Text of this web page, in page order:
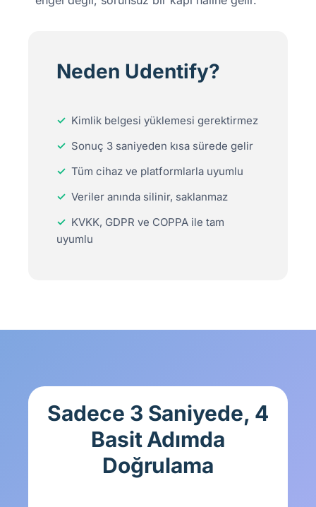
Neden Udentify?
✓ Kimlik belgesi yüklemesi gerektirmez
✓ Sonuç 3 saniyeden kısa sürede gelir
✓ Tüm cihaz ve platformlarla uyumlu
✓ Veriler anında silinir, saklanmaz
✓ KVKK, GDPR ve COPPA ile tam
uyumlu
Sadece 3 Saniyede, 4
Basit Adımda
Doğrulama